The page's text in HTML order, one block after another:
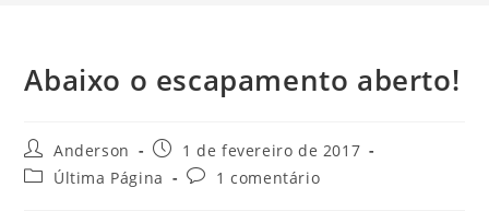
Abaixo o escapamento aberto!
Anderson
1 de fevereiro de 2017
Última Página
1 comentário